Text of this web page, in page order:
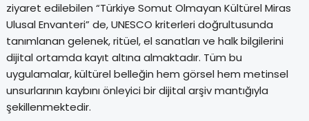
ziyaret edilebilen “Türkiye Somut Olmayan Kültürel Miras
Ulusal Envanteri” de, UNESCO kriterleri doğrultusunda
tanımlanan gelenek, ritüel, el sanatları ve halk bilgilerini
dijital ortamda kayıt altına almaktadır. Tüm bu
uygulamalar, kültürel belleğin hem görsel hem metinsel
unsurlarının kaybını önleyici bir dijital arşiv mantığıyla
şekillenmektedir.